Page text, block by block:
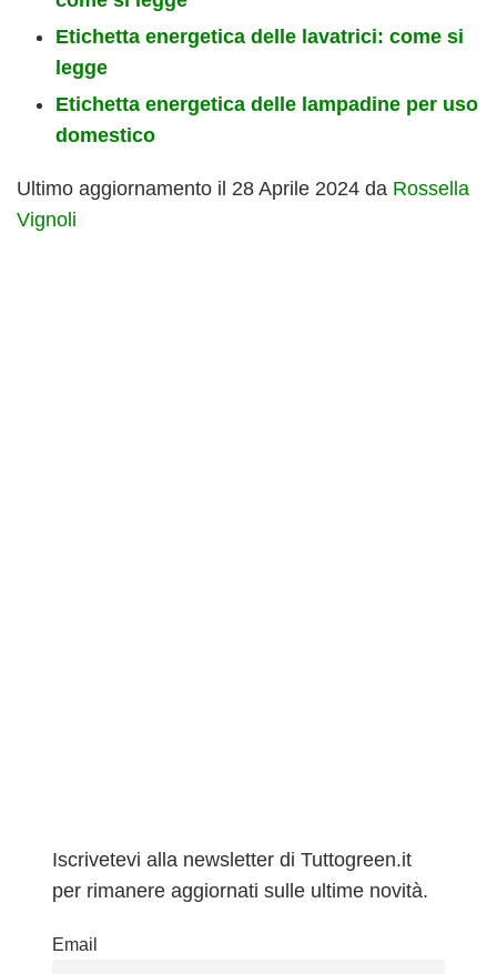
Etichetta energetica delle lavatrici: come si
legge
Etichetta energetica delle lampadine per uso
domestico
Ultimo aggiornamento il 28 Aprile 2024 da Rossella
Vignoli
Iscrivetevi alla newsletter di Tuttogreen.it
per rimanere aggiornati sulle ultime novità.
Email